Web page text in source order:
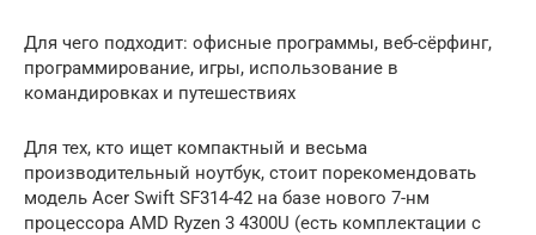
Для чего подходит: офисные программы, веб-сёрфинг,
программирование, игры, использование в
командировках и путешествиях
Для тех, кто ищет компактный и весьма
производительный ноутбук, стоит порекомендовать
модель Acer Swift SF314-42 на базе нового 7-нм
процессора AMD Ryzen 3 4300U (есть комплектации с